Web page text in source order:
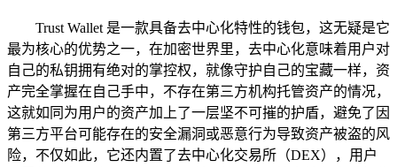
Trust Wallet 是一款具备去中心化特性的钱包，这无疑是它
最为核心的优势之一，在加密世界里，去中心化意味着用户对
自己的私钥拥有绝对的掌控权，就像守护自己的宝藏一样，资
产完全掌握在自己手中，不存在第三方机构托管资产的情况，
这就如同为用户的资产加上了一层坚不可摧的护盾，避免了因
第三方平台可能存在的安全漏洞或恶意行为导致资产被盗的风
险，不仅如此，它还内置了去中心化交易所（DEX），用户